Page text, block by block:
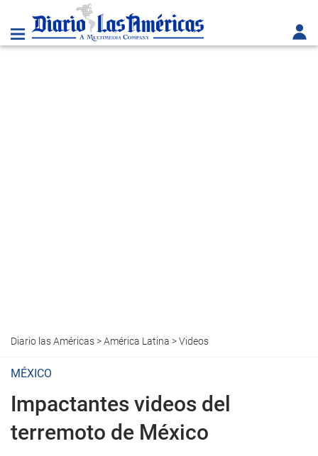
Diario las Américas>América Latina >Videos
MÉXICO
Impactantes videos del
terremoto de México